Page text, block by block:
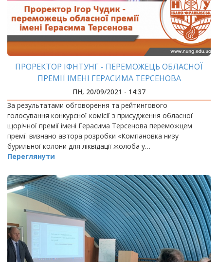
ПРОРЕКТОР ІФНТУНГ - ПЕРЕМОЖЕЦЬ ОБЛАСНОЇ
ПРЕМІЇ ІМЕНІ ГЕРАСИМА ТЕРСЕНОВА
ПН, 20/09/2021 - 14:37
За результатами обговорення та рейтингового
голосування конкурсної комісії з присудження обласної
щорічної премії імені Герасима Терсенова переможцем
премії визнано автора розробки «Компановка низу
бурильної колони для ліквідації жолоба у…
Переглянути